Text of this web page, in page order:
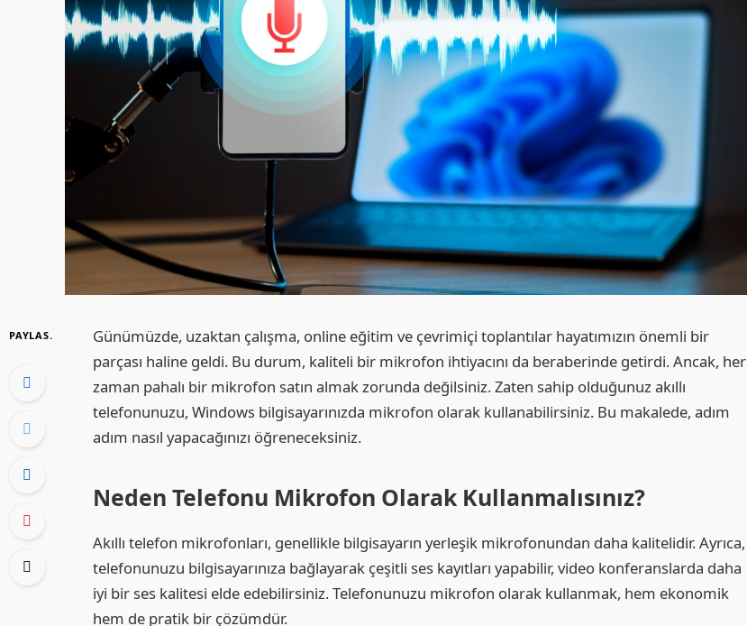
PAYLAS.
Günümüzde, uzaktan çalışma, online eğitim ve çevrimiçi toplantılar hayatımızın önemli bir
parçası haline geldi. Bu durum, kaliteli bir mikrofon ihtiyacını da beraberinde getirdi. Ancak, her
zaman pahalı bir mikrofon satın almak zorunda değilsiniz. Zaten sahip olduğunuz akıllı
telefonunuzu, Windows bilgisayarınızda mikrofon olarak kullanabilirsiniz. Bu makalede, adım
adım nasıl yapacağınızı öğreneceksiniz.
Neden Telefonu Mikrofon Olarak Kullanmalısınız?
Akıllı telefon mikrofonları, genellikle bilgisayarın yerleşik mikrofonundan daha kalitelidir. Ayrıca,
telefonunuzu bilgisayarınıza bağlayarak çeşitli ses kayıtları yapabilir, video konferanslarda daha
iyi bir ses kalitesi elde edebilirsiniz. Telefonunuzu mikrofon olarak kullanmak, hem ekonomik
hem de pratik bir çözümdür.